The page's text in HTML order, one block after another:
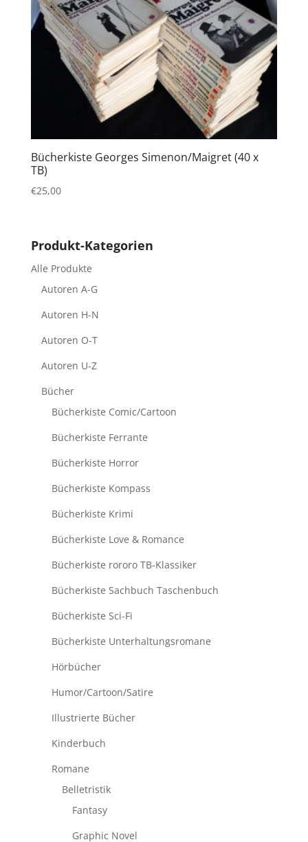
Bücherkiste Georges Simenon/Maigret (40 x
TB)
€25,00
Produkt-Kategorien
Alle Produkte
Autoren A-G
Autoren H-N
Autoren O-T
Autoren U-Z
Bücher
Bücherkiste Comic/Cartoon
Bücherkiste Ferrante
Bücherkiste Horror
Bücherkiste Kompass
Bücherkiste Krimi
Bücherkiste Love & Romance
Bücherkiste rororo TB-Klassiker
Bücherkiste Sachbuch Taschenbuch
Bücherkiste Sci-Fi
Bücherkiste Unterhaltungsromane
Hörbücher
Humor/Cartoon/Satire
Illustrierte Bücher
Kinderbuch
Romane
Belletristik
Fantasy
Graphic Novel